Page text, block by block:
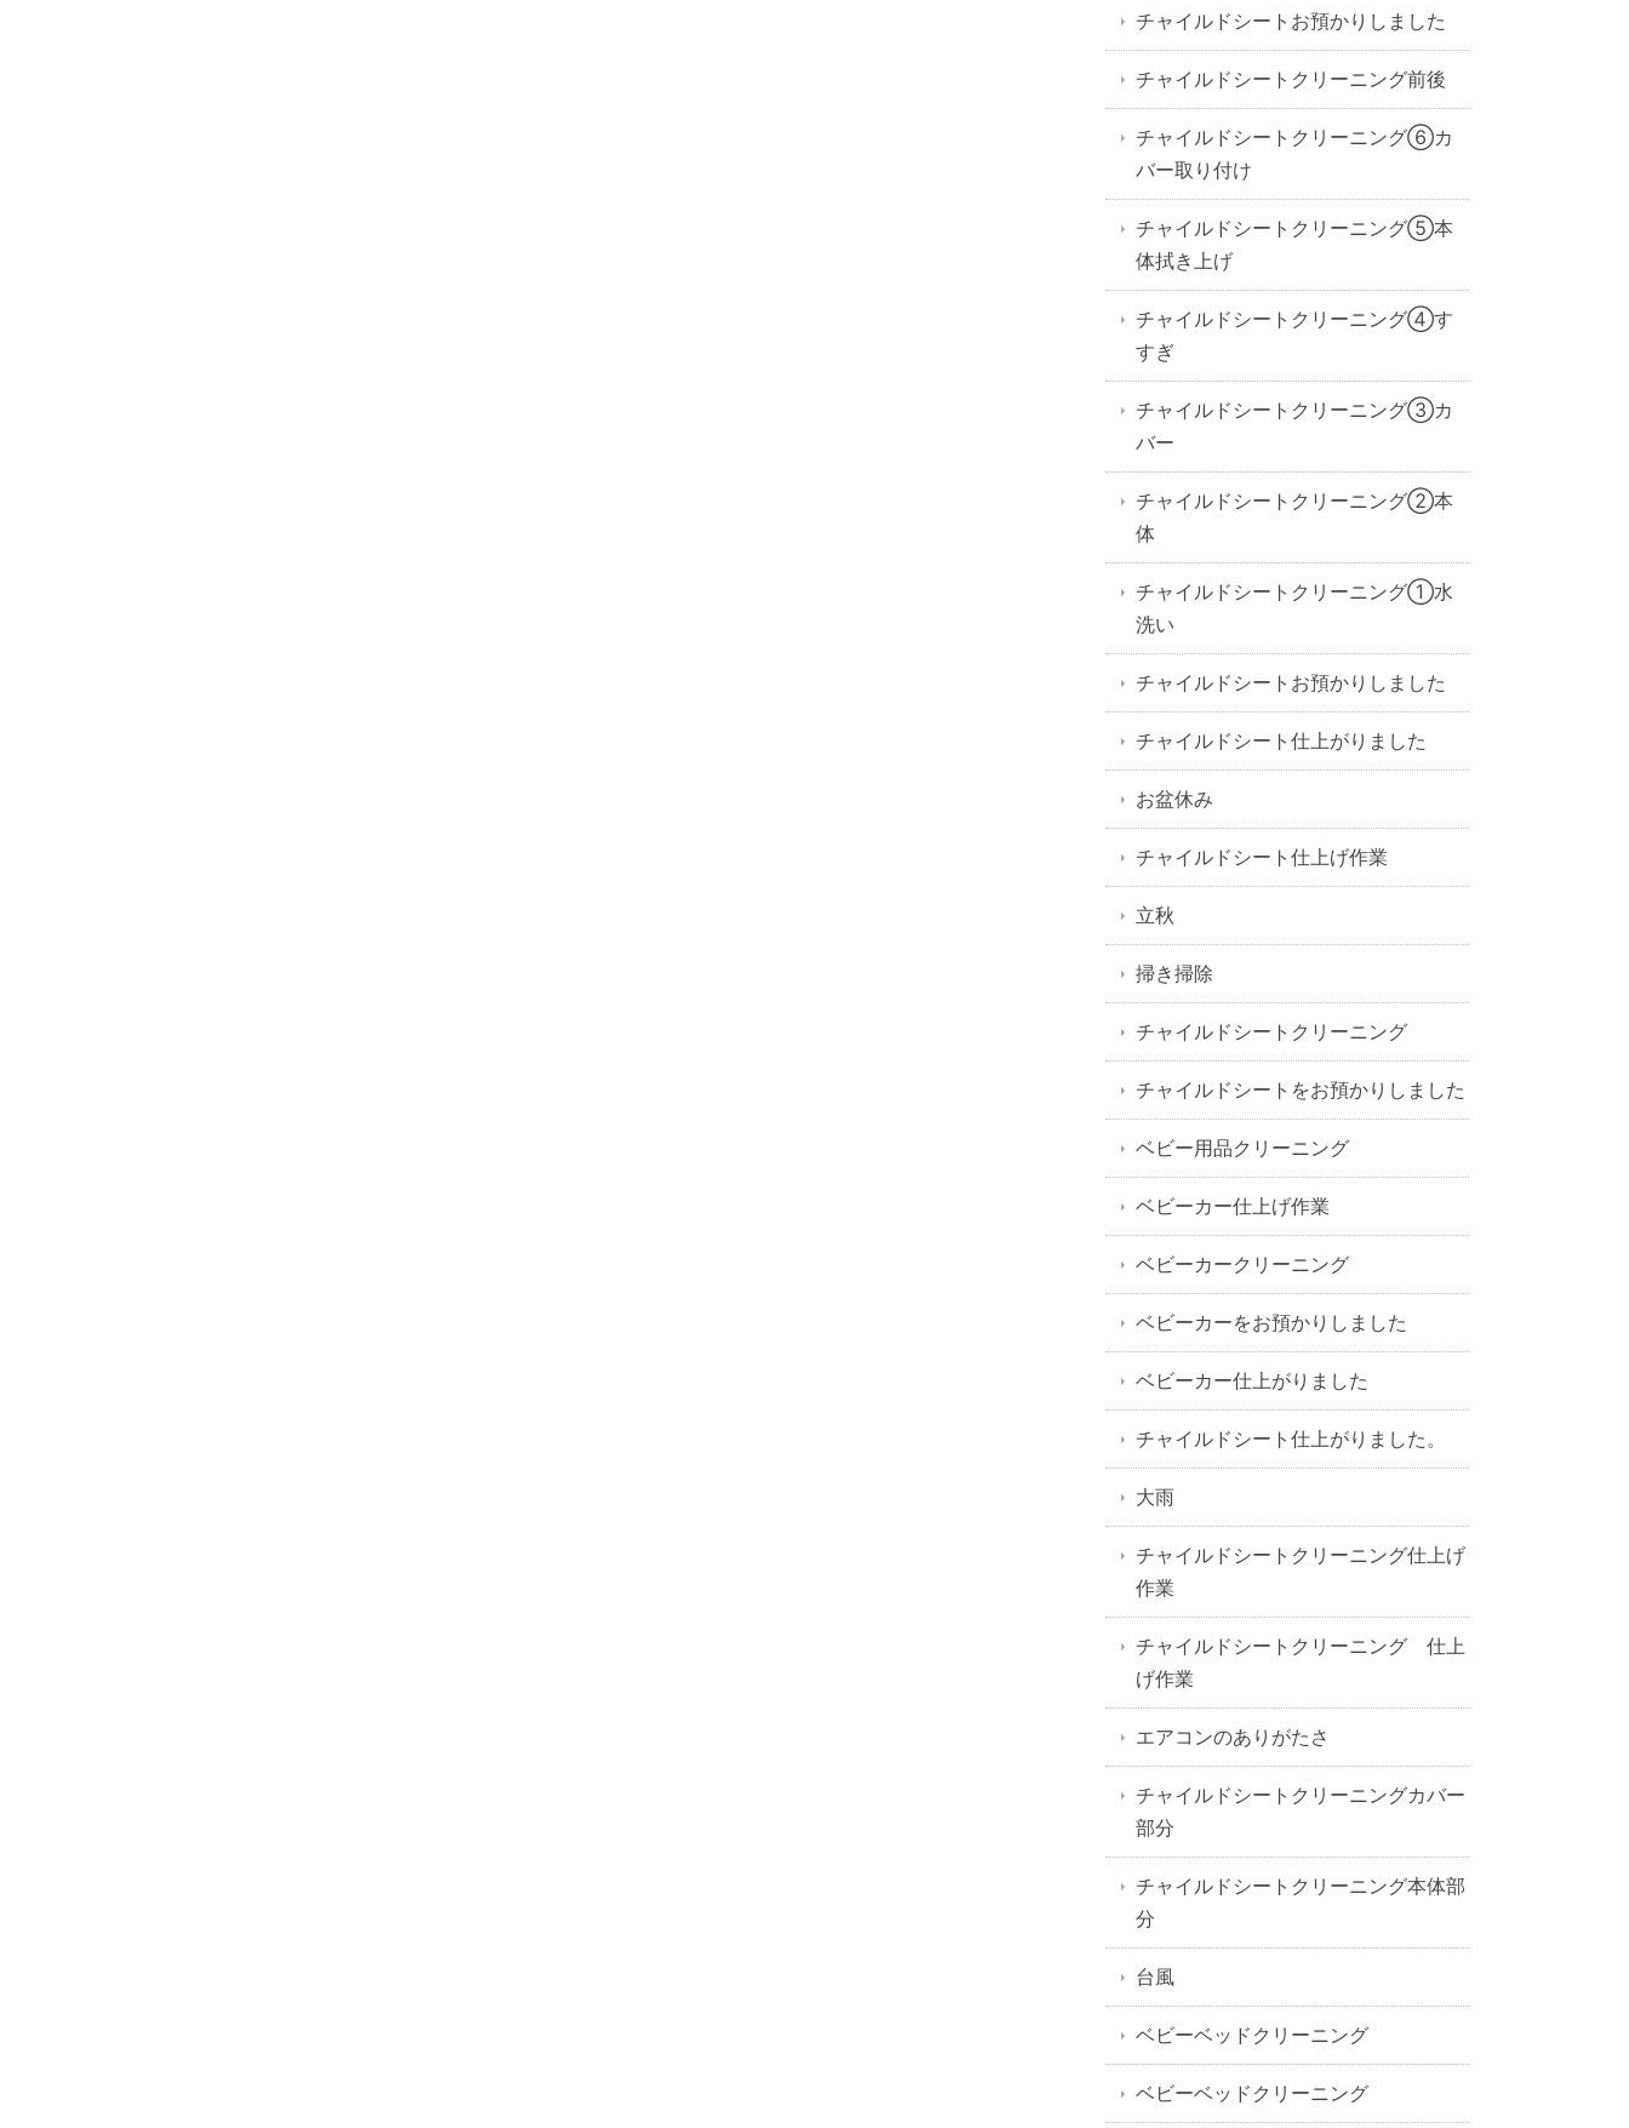
チャイルドシートお預かりしました
チャイルドシートクリーニング前後
チャイルドシートクリーニング⑥カ
バー取り付け
チャイルドシートクリーニング⑤本
体拭き上げ
チャイルドシートクリーニング④す
すぎ
チャイルドシートクリーニング③カ
バー
チャイルドシートクリーニング②本
体
チャイルドシートクリーニング①水
洗い
チャイルドシートお預かりしました
チャイルドシート仕上がりました
お盆休み
チャイルドシート仕上げ作業
立秋
掃き掃除
チャイルドシートクリーニング
チャイルドシートをお預かりしました
ベビー用品クリーニング
ベビーカー仕上げ作業
ベビーカークリーニング
ベビーカーをお預かりしました
ベビーカー仕上がりました
チャイルドシート仕上がりました。
大雨
チャイルドシートクリーニング仕上げ
作業
チャイルドシートクリーニング 仕上
げ作業
エアコンのありがたさ
チャイルドシートクリーニングカバー
部分
チャイルドシートクリーニング本体部
分
台風
ベビーベッドクリーニング
ベビーベッドクリーニング